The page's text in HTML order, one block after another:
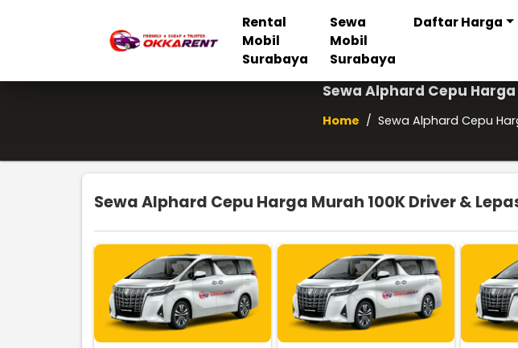
Rental
Mobil
Surabaya
Sewa
Mobil
Surabaya
Daftar Harga
Sewa Alphard Cepu
Home / Sewa Alphard Cepu
Sewa Alphard Cepu Harga Murah 100K Driver &